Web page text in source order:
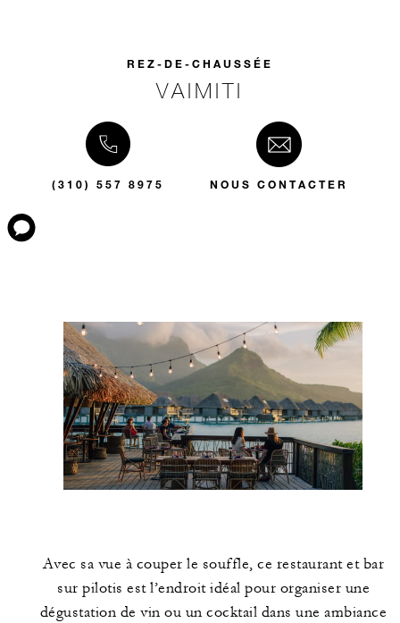
REZ-DE-CHAUSSÉE
VAIMITI
(310) 557 8975 NOUS CONTACTER
Avec sa vue à couper le souffle, ce restaurant et bar
sur pilotis est l’endroit idéal pour organiser une
dégustation de vin ou un cocktail dans une ambiance